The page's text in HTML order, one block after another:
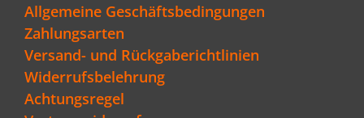
Allgemeine Geschäftsbedingungen
Zahlungsarten
Versand- und Rückgaberichtlinien
Widerrufsbelehrung
Achtungsregel